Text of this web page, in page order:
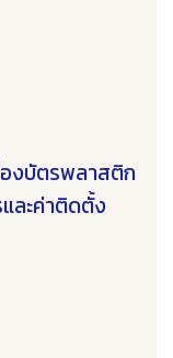
องบัตรพลาสติก
ละค่าติดตั้ง